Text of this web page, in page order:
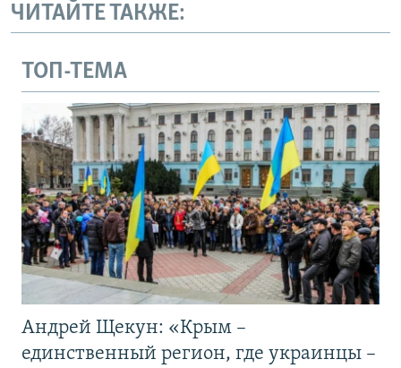
ЧИТАЙТЕ ТАКЖЕ:
ТОП-ТЕМА
Андрей Щекун: «Крым –
единственный регион, где украинцы –